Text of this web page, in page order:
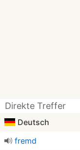
Direkte Treffer
Deutsch
fremd